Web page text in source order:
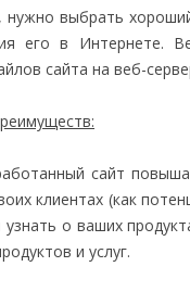
выбрать
его в Интернете.
сайта на веб-
сайт
клиентах (как
о ваших
и услуг.